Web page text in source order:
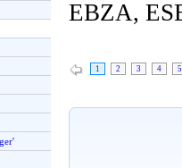
EBZA,
1 2 3 4 5